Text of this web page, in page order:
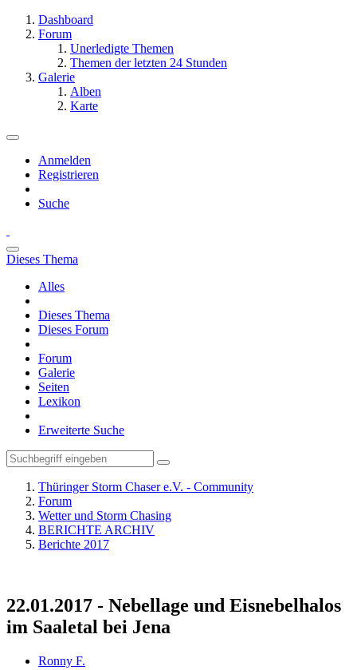
Dashboard
Forum
Unerledigte Themen
Themen der letzten 24 Stunden
Galerie
Alben
Karte
Anmelden
Registrieren
Suche
Dieses Thema
Alles
Dieses Thema
Dieses Forum
Forum
Galerie
Seiten
Lexikon
Erweiterte Suche
Thüringer Storm Chaser e.V. - Community
Forum
Wetter und Storm Chasing
BERICHTE ARCHIV
Berichte 2017
22.01.2017 - Nebellage und Eisnebelhalos
im Saaletal bei Jena
Ronny F.